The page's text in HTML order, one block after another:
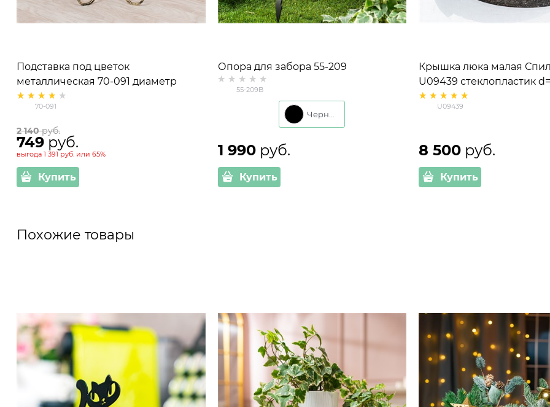
Подставка под цветок
металлическая 70-091 диаметр
корзины 30см
70-091
2 140 руб.
749 руб.
выгода 1 391 руб. или 65%
Купить
Опора для забора 55-209
неразборная металлическая h=70
55-209B
1 990 руб.
Купить
Крышка люка малая
U09439 стеклопластик
U09439
8 500 руб.
Купить
Похожие товары